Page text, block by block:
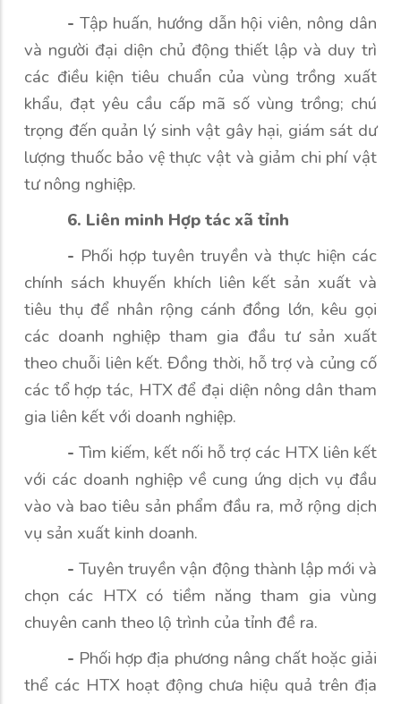
- Tập huấn, hướng dẫn hội viên, nông dân
và người đại diện chủ động thiết lập và duy trì
các điều kiện tiêu chuẩn của vùng trồng xuất
khẩu, đạt yêu cầu cấp mã số vùng trồng; chú
trọng đến quản lý sinh vật gây hại, giám sát dư
lượng thuốc bảo vệ thực vật và giảm chi phí vật
tư nông nghiệp.
6. Liên minh Hợp tác xã tỉnh
- Phối hợp tuyên truyền và thực hiện các
chính sách khuyến khích liên kết sản xuất và
tiêu thụ để nhân rộng cánh đồng lớn, kêu gọi
các doanh nghiệp tham gia đầu tư sản xuất
theo chuỗi liên kết. Đồng thời, hỗ trợ và củng cố
các tổ hợp tác, HTX để đại diện nông dân tham
gia liên kết với doanh nghiệp.
- Tìm kiếm, kết nối hỗ trợ các HTX liên kết
với các doanh nghiệp về cung ứng dịch vụ đầu
vào và bao tiêu sản phẩm đầu ra, mở rộng dịch
vụ sản xuất kinh doanh.
-Tuyên truyền vận động thành lập mới và
chọn các HTX có tiềm năng tham gia vùng
chuyên canh theo lộ trình của tỉnh đề ra.
- Phối hợp địa phương nâng chất hoặc giải
thể các HTX hoạt động chưa hiệu quả trên địa